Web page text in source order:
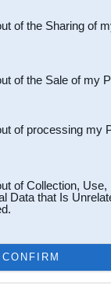
Participants
of the Sharing of
of the Sale of my
of processing my
of Collection,
Data that Is
CONFIRM